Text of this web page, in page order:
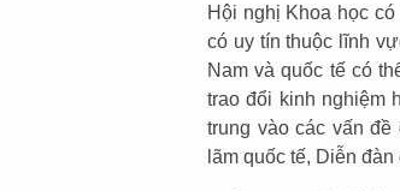
Hội nghị Khoa học
có uy tín thuộc lĩnh
Nam và quốc tế có
trao đổi kinh nghiệm
trung vào các vấn
lãm quốc tế, Diễn